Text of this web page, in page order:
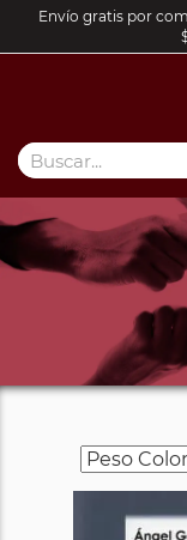
Envío gratis por